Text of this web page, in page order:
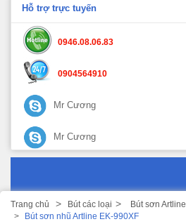
Hỗ trợ trực tuyến
0946.08.06.83
0904564910
Mr Cương
Mr Cương
Trang chủ Bút các loại
Bút sơn Artline
Bút sơn nhũ Artline EK-990XF